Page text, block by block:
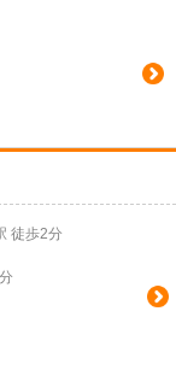
徒歩2分